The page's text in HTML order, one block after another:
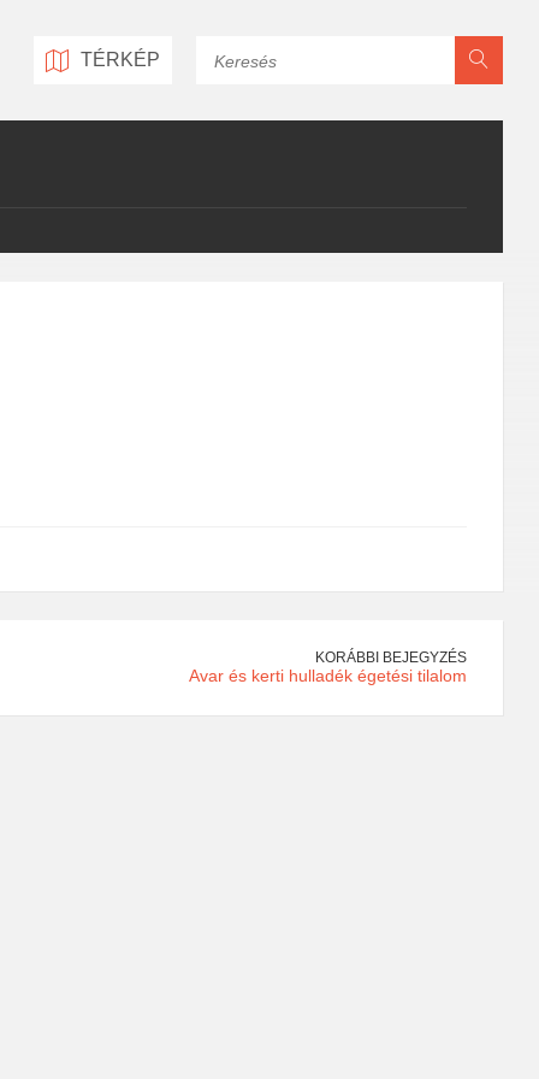
TÉRKÉP
KORÁBBI BEJEGYZÉS
Avar és kerti hulladék égetési tilalom